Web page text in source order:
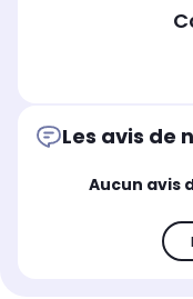
Les avis de
Aucun avis